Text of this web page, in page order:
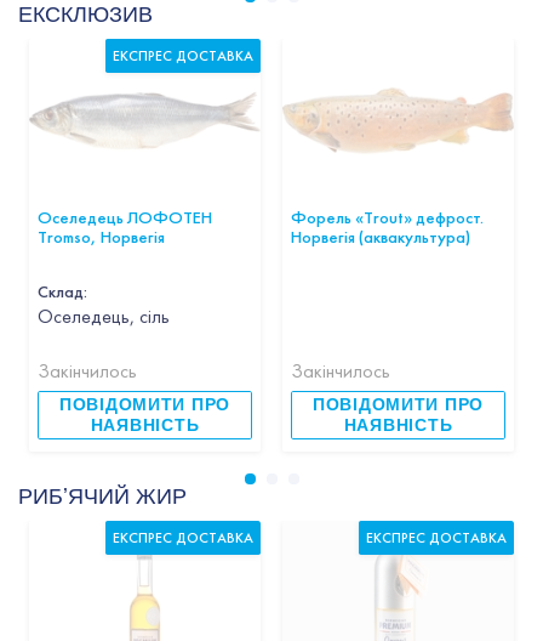
ЕКСКЛЮЗИВ
Оселедець ЛОФОТЕН
Tromso, Норвегія
Склад:
Оселедець, сіль
Закінчилось
ПОВІДОМИТИ ПРО
НАЯВНІСТЬ
ЕКСПРЕС ДОСТАВКА
Форель «Trout» дефрост.
Норвегія (аквакультура)
Закінчилось
ПОВІДОМИТИ ПРО
НАЯВНІСТЬ
РИБʼЯЧИЙ ЖИР
ЕКСПРЕС ДОСТАВКА ЕКСПРЕС ДОСТАВКА